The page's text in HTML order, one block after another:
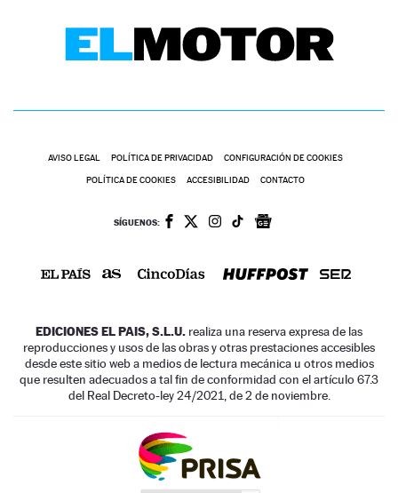
AVISO LEGAL POLÍTICA DE PRIVACIDAD CONFIGURACIÓN DE COOKIES
POLÍTICA DE COOKIES ACCESIBILIDAD CONTACTO
SÍGUENOS:
EDICIONES EL PAIS, S.L.U. realiza una reserva expresa de las
reproducciones y usos de las obras y otras prestaciones accesibles
desde este sitio web a medios de lectura mecánica u otros medios
que resulten adecuados a tal fin de conformidad con el artículo 67.3
del Real Decreto-ley 24/2021, de 2 de noviembre.